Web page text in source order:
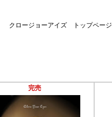
クロージョーアイズ トップページ
完売